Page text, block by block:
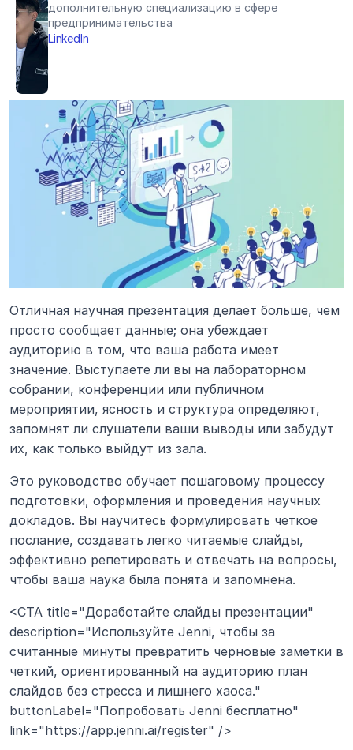
дополнительную специализацию в сфере
предпринимательства
LinkedIn
Отличная научная презентация делает больше, чем
просто сообщает данные; она убеждает
аудиторию в том, что ваша работа имеет
значение. Выступаете ли вы на лабораторном
собрании, конференции или публичном
мероприятии, ясность и структура определяют,
запомнят ли слушатели ваши выводы или забудут
их, как только выйдут из зала.
Это руководство обучает пошаговому процессу
подготовки, оформления и проведения научных
докладов. Вы научитесь формулировать четкое
послание, создавать легко читаемые слайды,
эффективно репетировать и отвечать на вопросы,
чтобы ваша наука была понята и запомнена.
<CTA title="Доработайте слайды презентации"
description="Используйте Jenni, чтобы за
считанные минуты превратить черновые заметки в
четкий, ориентированный на аудиторию план
слайдов без стресса и лишнего хаоса."
buttonLabel="Попробовать Jenni бесплатно"
link="https://app.jenni.ai/register" />